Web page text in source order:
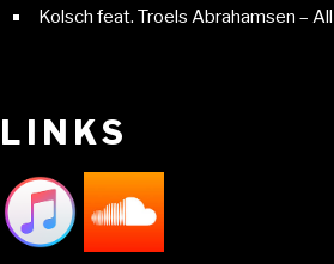
Kolsch feat. Troels Abrahamsen –
LINKS